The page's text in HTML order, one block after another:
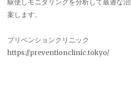
駆使しモニタリングを分析して最適な
案します。
プリベンションクリニック
https://preventionclinic.tokyo/